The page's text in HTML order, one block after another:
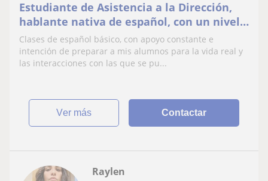
Estudiante de Asistencia a la Dirección,
hablante nativa de español, con un nivel
C1 de inglés.
Clases de español básico, con apoyo constante e
intención de preparar a mis alumnos para la vida real y
las interacciones con las que se pu...
ver más Contactar
Raylen